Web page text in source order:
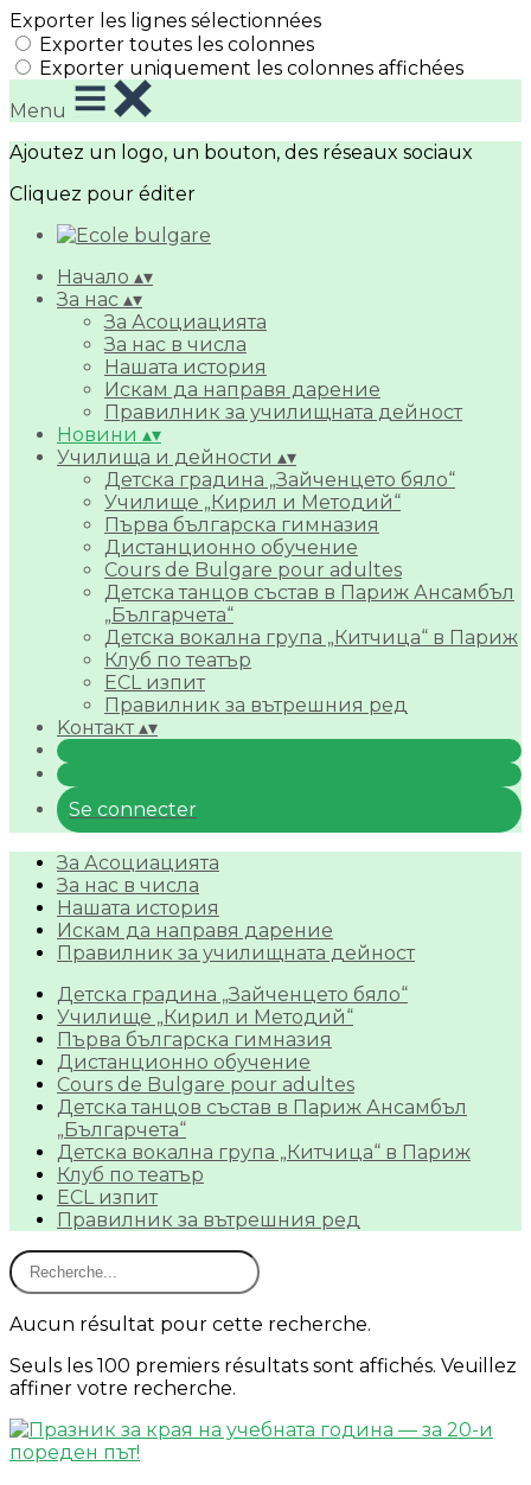
Exporter les lignes sélectionnées
Exporter toutes les colonnes
Exporter uniquement les colonnes affichées
Menu
Ajoutez un logo, un bouton, des réseaux sociaux
Cliquez pour éditer
Начало ▴▾
За нас ▴▾
За Асоциацията
За нас в числа
Нашата история
Искам да направя дарение
Правилник за училищната дейност
Новини ▴▾
Училища и дейности ▴▾
Детска градина „Зайченцето бяло“
Училище „Кирил и Методий“
Първа българска гимназия
Дистанционно обучение
Cours de Bulgare pour adultes
Детска танцов състав в Париж Ансамбъл
„Българчета“
Детска вокална група „Китчица“ в Париж
Клуб по театър
ECL изпит
Правилник за вътрешния ред
Kонтакт▴▾
Se connecter
За Асоциацията
За нас в числа
Нашата история
Искам да направя дарение
Правилник за училищната дейност
Детска градина „Зайченцето бяло“
Училище „Кирил и Методий“
Първа българска гимназия
Дистанционно обучение
Cours de Bulgare pour adultes
Детска танцов състав в Париж Ансамбъл
„Българчета“
Детска вокална група „Китчица“ в Париж
Клуб по театър
ECL изпит
Правилник за вътрешния ред
Aucun résultat pour cette recherche.
Seuls les 100 premiers résultats sont affichés. Veuillez
affiner votre recherche.